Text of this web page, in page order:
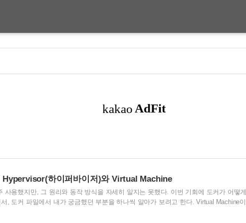
Hypervisor(하이퍼바이저)와 Virtual Machine
사용했지만, 그 원리와 동작 방식을 자세히 알지는 못했다. 이번 기회에 도커가 어떻게
, 도커 파일에서 내가 궁금했던 부분을 하나씩 알아가 보려고 한다. Virtual Machine이
Virtual Machine과 Hypervisor Virtual Machine(이하 VM)의 경우 Hyperviosr의 도움을